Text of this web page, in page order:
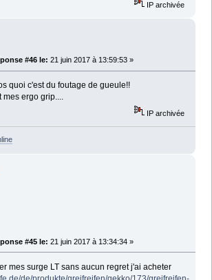
IP archivée
#46 le: 21 juin 2017 à 13:59:53 »
quoi c'est du foutage de gueule!!
mes ergo grip....
IP archivée
#45 le: 21 juin 2017 à 13:34:34 »
mes surge LT sans aucun regret j'ai acheter